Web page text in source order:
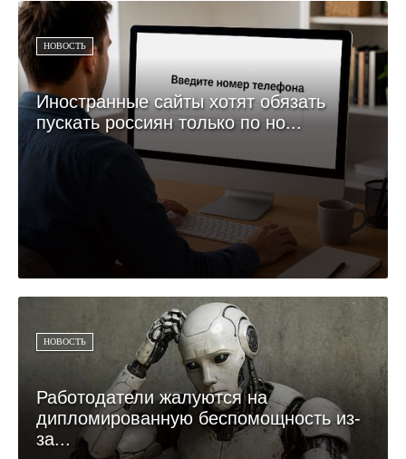
НОВОСТЬ
Иностранные сайты хотят обязать
пускать россиян только по но...
НОВОСТЬ
Работодатели жалуются на
дипломированную беспомощность из-
за...